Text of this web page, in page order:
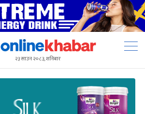
२३ साउन २०८३, शनिबार